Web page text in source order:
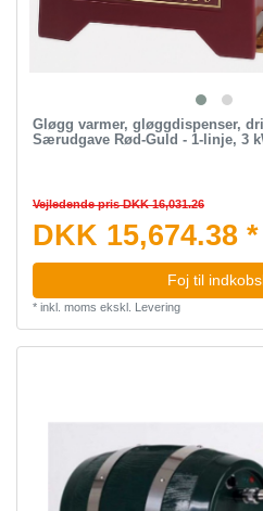
Gløgg varmer, gløggdispenser,
Særudgave Rød-Guld - 1-linje, 3
Vejledende pris DKK 16,031.26
DKK 15,674.38 *
Foj til
* inkl. moms ekskl. Levering